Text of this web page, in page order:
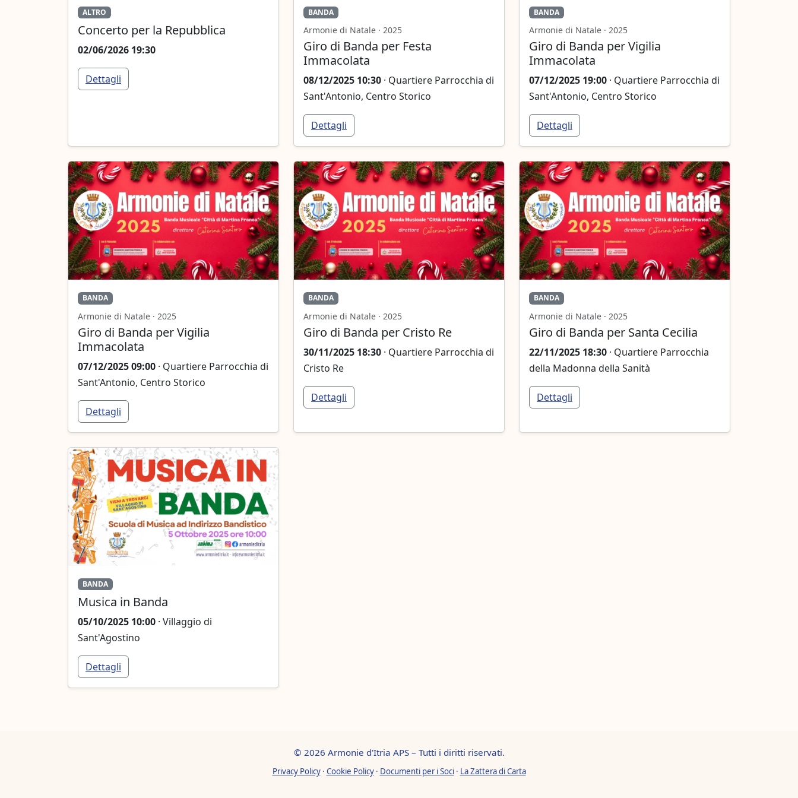
ALTRO
Concerto per la Repubblica
02/06/2026 19:30
Dettagli
BANDA
Armonie di Natale · 2025
Giro di Banda per Festa
Immacolata
08/12/2025 10:30 · Quartiere Parrocchia di
Sant'Antonio, Centro Storico
Dettagli
BANDA
Armonie di Natale · 2025
Giro di Banda per Vigilia
Immacolata
07/12/2025 19:00 · Quartiere Parrocchia di
Sant'Antonio, Centro Storico
Dettagli
BANDA
Armonie di Natale · 2025
Giro di Banda per Vigilia
Immacolata
07/12/2025 09:00 · Quartiere Parrocchia di
Sant'Antonio, Centro Storico
Dettagli
BANDA
Armonie di Natale · 2025
Giro di Banda per Cristo Re
30/11/2025 18:30 · Quartiere Parrocchia di
Cristo Re
Dettagli
BANDA
Armonie di Natale · 2025
Giro di Banda per Santa Cecilia
22/11/2025 18:30 · Quartiere Parrocchia
della Madonna della Sanità
Dettagli
BANDA
Musica in Banda
05/10/2025 10:00 · Villaggio di
Sant'Agostino
Dettagli
© 2026 Armonie d'Itria APS – Tutti i diritti riservati.
Privacy Policy· Cookie Policy· Documenti per i Soci· La Zattera di Carta